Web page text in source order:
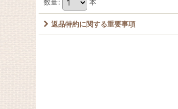
返品特約に関する重要事項